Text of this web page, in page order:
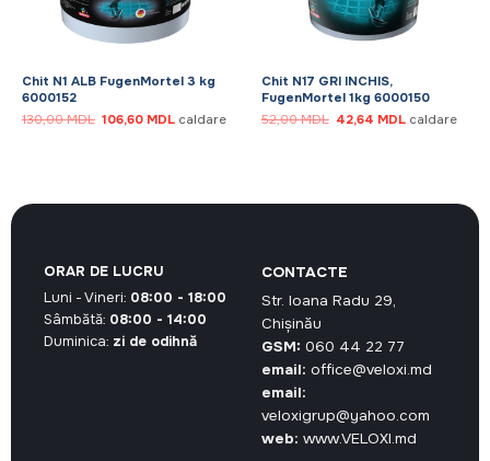
Chit N1 ALB FugenMortel 3 kg
6000152
130,00MDL Prețul
inițial
106,60 MDLPrețul
caldare
Chit N17 GRI INCHIS,
FugenMortel 1kg 6000150
52,00MDL Prețul
inițial
42,64 MDLPrețul
caldare
CONTACTE
Str. Ioana Radu 29,
Chișinău
GSM: 060 44 22 77
email: office@veloxi.md
email:
veloxigrup@yahoo.com
web: www.VELOXI.md
ORAR DE LUCRU
Luni - Vineri: 08:00 - 18:00
Sâmbătă: 08:00 - 14:00
Duminica: zi de odihnă